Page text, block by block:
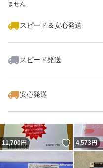
ません
スピード＆安心発送
スピード発送
安心発送
11,700円 いいね！
4,573円